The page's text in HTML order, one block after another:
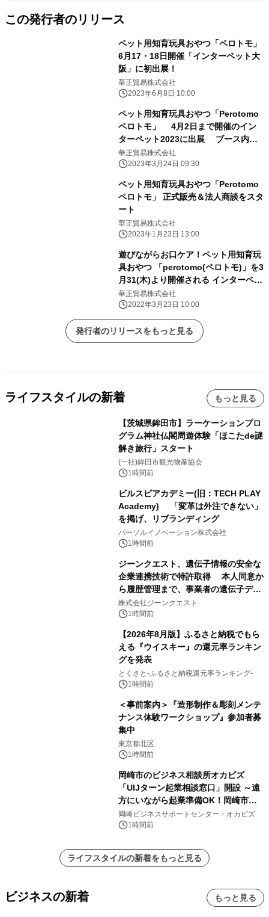
この発行者のリリース
ペット用知育玩具おやつ「ペロトモ」
6月17・18日開催「インターペット大
阪」に初出展！
華正貿易株式会社
2023年6月8日 10:00
ペット用知育玩具おやつ「Perotomo
ペロトモ」 4月2日まで開催のイン
ターペット2023に出展 ブース内で
プレゼントキャンペーンも実施！
華正貿易株式会社
2023年3月24日 09:30
ペット用知育玩具おやつ「Perotomo
ペロトモ」 正式販売＆法人商談をスタ
ート
華正貿易株式会社
2023年1月23日 13:00
遊びながらお口ケア！ペット用知育玩
具おやつ 「perotomo(ペロトモ)」を3
月31(木)より開催される インターペッ
ト2022にて初公開！
華正貿易株式会社
2022年3月23日 10:00
発行者のリリースをもっと見る
ライフスタイルの新着 もっと見る
【茨城県鉾田市】ラーケーションプロ
グラム神社仏閣周遊体験「ほこたde謎
解き旅行」スタート
(一社)鉾田市観光物産協会
1時間前
ビルスピアカデミー(旧：TECH PLAY
Academy) 「変革は外注できない」
を掲げ、リブランディング
パーソルイノベーション株式会社
1時間前
ジーンクエスト、遺伝子情報の安全な
企業連携技術で特許取得 本人同意か
ら履歴管理まで、事業者の遺伝子デー
タ活用を支援
株式会社ジーンクエスト
1時間前
【2026年8月版】ふるさと納税でもら
える『ウイスキー』の還元率ランキン
グを発表
とくさと-ふるさと納税還元率ランキング-
1時間前
＜事前案内＞『造形制作＆彫刻メンテ
ナンス体験ワークショップ』参加者募
集中
東京都北区
1時間前
岡崎市のビジネス相談所オカビズ
「UIJターン起業相談窓口」開設 ～遠
方にいながら起業準備OK！岡崎市を
挑戦者があつまるまちに～
岡崎ビジネスサポートセンター・オカビズ
1時間前
ライフスタイルの新着をもっと見る
ビジネスの新着 もっと見る